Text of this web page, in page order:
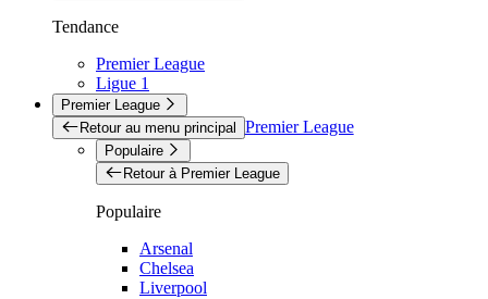
Tendance
Premier League
Ligue 1
Premier League
Retour au menu principal Premier League
Populaire
Retour à Premier League
Populaire
Arsenal
Chelsea
Liverpool